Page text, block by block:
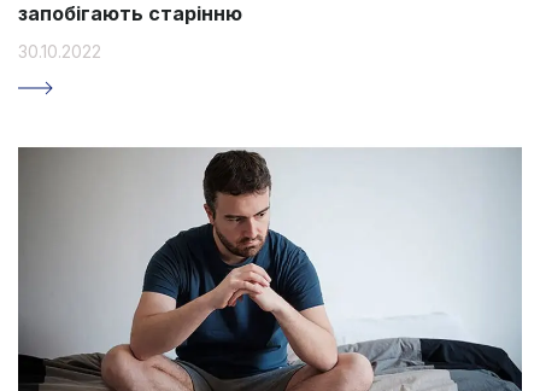
запобігають старінню
30.10.2022